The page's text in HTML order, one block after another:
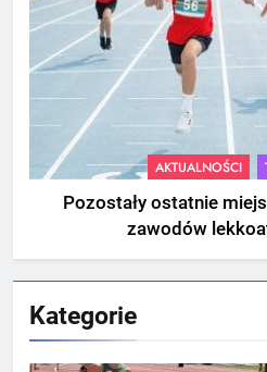
AKTUALNOŚCI
Pozostały ostatnie
zawodów
Kategorie